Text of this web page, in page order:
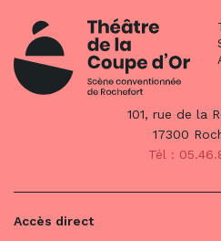
101, rue de la
17300
Tél :
Accès direct